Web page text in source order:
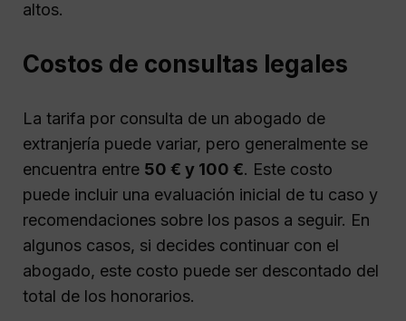
altos.
Costos de consultas legales
La tarifa por consulta de un abogado de
extranjería puede variar, pero generalmente se
encuentra entre 50 € y 100 €. Este costo
puede incluir una evaluación inicial de tu caso y
recomendaciones sobre los pasos a seguir. En
algunos casos, si decides continuar con el
abogado, este costo puede ser descontado del
total de los honorarios.